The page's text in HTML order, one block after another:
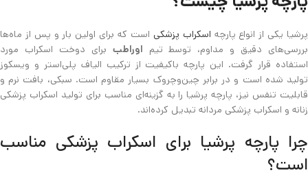
پرشیا یکی از انواع پارچه اسکراب پزشکی است که برای اولین بار و پس از ماه‌ها
بررسی‌های دقیق و مداوم، توسط تیم اوراطب برای دوخت اسکراب مورد
استفاده قرار گرفت. این پارچه باکیفیت از ترکیب الیاف پلی‌استر و ویسکوز
تولید شده است و در برابر چین‌وچروک بسیار مقاوم است. سبکی، بافت نرم و
قابلیت تنفس نیز، پارچه پرشیا را به گزینه‌ای مناسب برای تولید اسکراب پزشکی
زنانه و اسکراب پزشکی مردانه تبدیل کرده‌اند.
چرا پارچه پرشیا برای اسکراب پزشکی مناسب
است؟